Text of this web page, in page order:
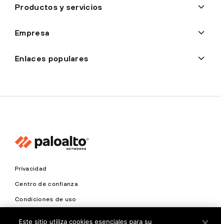
Productos y servicios
Empresa
Enlaces populares
Privacidad
Centro de confianza
Condiciones de uso
Este sitio utiliza cookies esenciales para su